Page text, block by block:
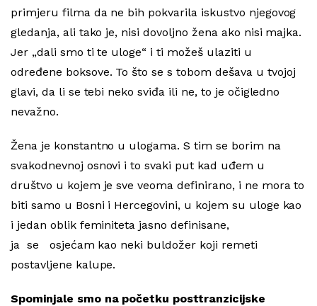
primjeru filma da ne bih pokvarila iskustvo njegovog
gledanja, ali tako je, nisi dovoljno žena ako nisi majka.
Jer „dali smo ti te uloge“ i ti možeš ulaziti u
određene boksove. To što se s tobom dešava u tvojoj
glavi, da li se tebi neko sviđa ili ne, to je očigledno
nevažno.
Žena je konstantno u ulogama. S tim se borim na
svakodnevnoj osnovi i to svaki put kad uđem u
društvo u kojem je sve veoma definirano, i ne mora to
biti samo u Bosni i Hercegovini, u kojem su uloge kao
i jedan oblik feminiteta jasno definisane,
ja se osjećam kao neki buldožer koji remeti
postavljene kalupe.
Spominjale smo na početku posttranzicijske